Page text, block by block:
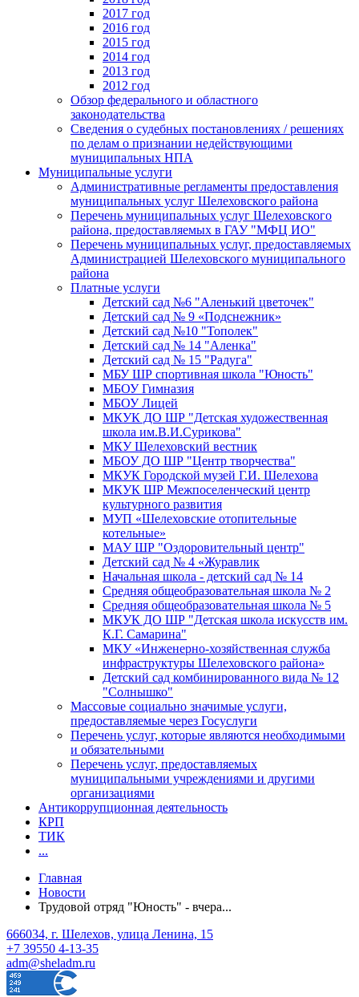
2017 год
2016 год
2015 год
2014 год
2013 год
2012 год
Обзор федерального и областного
законодательства
Сведения о судебных постановлениях / решениях
по делам о признании недействующими
муниципальных НПА
Муниципальные услуги
Административные регламенты предоставления
муниципальных услуг Шелеховского района
Перечень муниципальных услуг Шелеховского
района, предоставляемых в ГАУ "МФЦ ИО"
Перечень муниципальных услуг, предоставляемых
Администрацией Шелеховского муниципального
района
Платные услуги
Детский сад №6 "Аленький цветочек"
Детский сад № 9 «Подснежник»
Детский сад №10 "Тополек"
Детский сад № 14 "Аленка"
Детский сад № 15 "Радуга"
МБУ ШР спортивная школа "Юность"
МБОУ Гимназия
МБОУ Лицей
МКУК ДО ШР "Детская художественная
школа им.В.И.Сурикова"
МКУ Шелеховский вестник
МБОУ ДО ШР "Центр творчества"
МКУК Городской музей Г.И. Шелехова
МКУК ШР Межпоселенческий центр
культурного развития
МУП «Шелеховские отопительные
котельные»
МАУ ШР "Оздоровительный центр"
Детский сад № 4 «Журавлик
Начальная школа - детский сад № 14
Средняя общеобразовательная школа № 2
Средняя общеобразовательная школа № 5
МКУК ДО ШР "Детская школа искусств им.
К.Г. Самарина"
МКУ «Инженерно-хозяйственная служба
инфраструктуры Шелеховского района»
Детский сад комбинированного вида № 12
"Солнышко"
Массовые социально значимые услуги,
предоставляемые через Госуслуги
Перечень услуг, которые являются необходимыми
и обязательными
Перечень услуг, предоставляемых
муниципальными учреждениями и другими
организациями
Антикоррупционная деятельность
КРП
ТИК
...
Главная
Новости
Трудовой отряд "Юность" - вчера...
666034, г. Шелехов, улица Ленина, 15
+7 39550 4-13-35
adm@sheladm.ru